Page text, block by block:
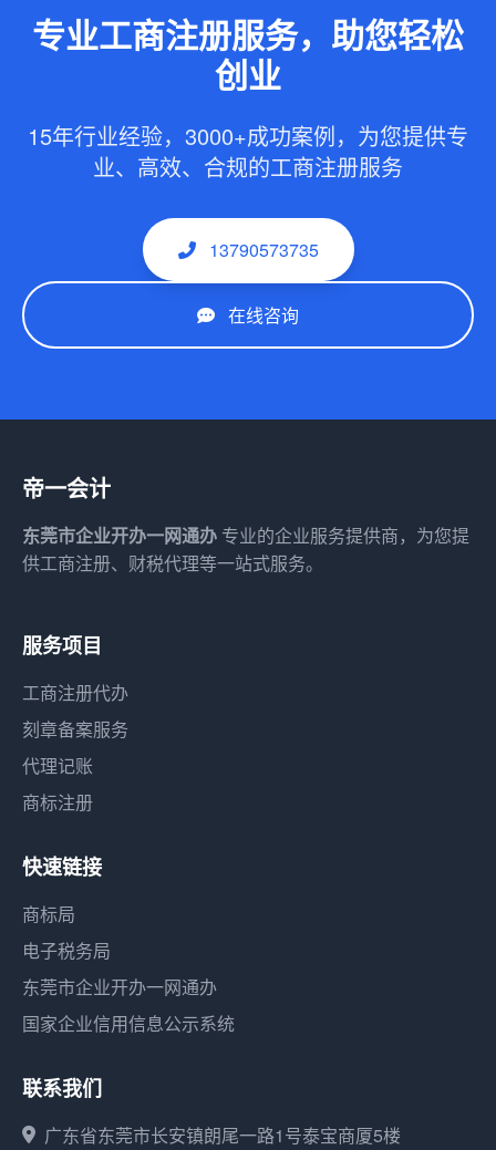
专业工商注册服务，助您轻松
创业
15年行业经验，3000+成功案例，为您提供专
业、高效、合规的工商注册服务
13790573735
在线咨询
帝一会计
东莞市企业开办一网通办 专业的企业服务提供商，为您提
供工商注册、财税代理等一站式服务。
服务项目
工商注册代办
刻章备案服务
代理记账
商标注册
快速链接
商标局
电子税务局
东莞市企业开办一网通办
国家企业信用信息公示系统
联系我们
广东省东莞市长安镇朗尾一路1号泰宝商厦5楼